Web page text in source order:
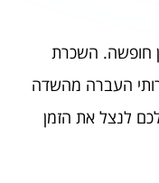
חופשה. השכרת
העברה מהשדה
לנצל את הזמן